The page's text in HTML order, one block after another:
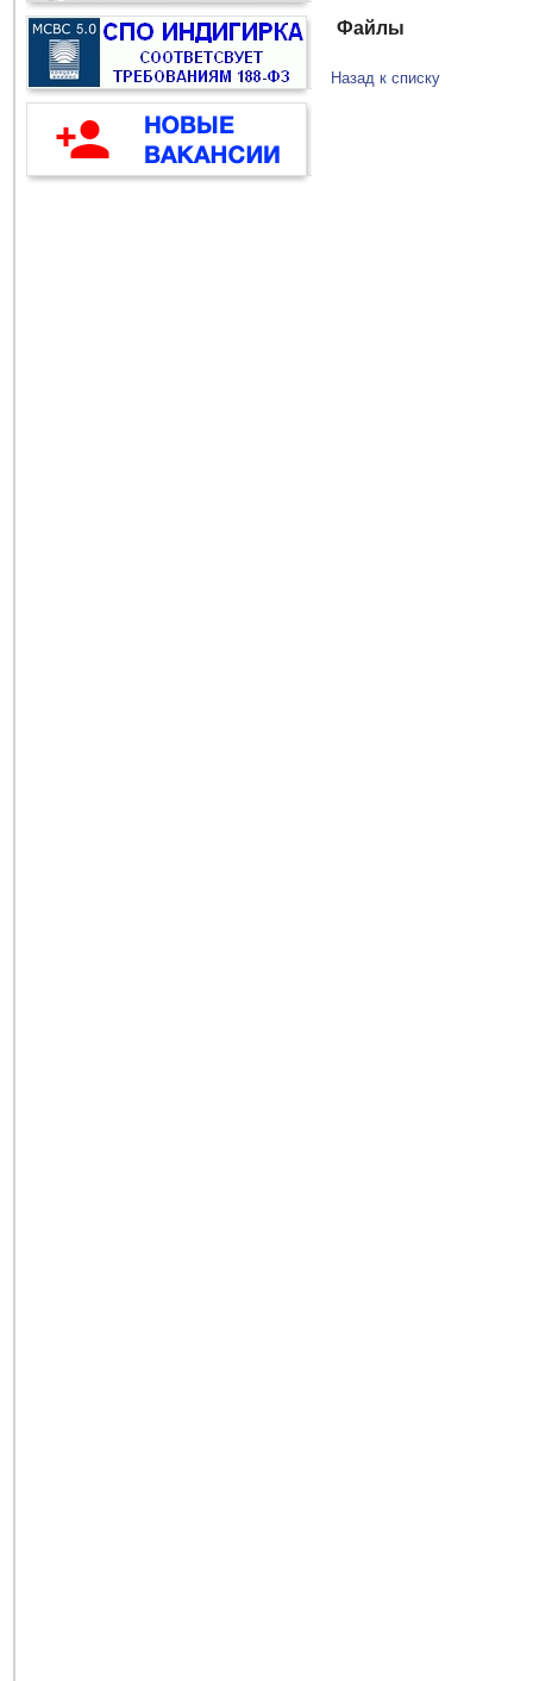
Файлы
Назад к списку